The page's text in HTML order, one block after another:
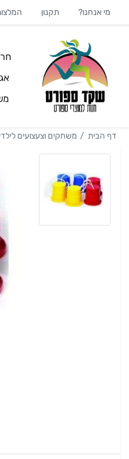
מי אנחנו? תקנון
דף הבית משחקים וצעצועים